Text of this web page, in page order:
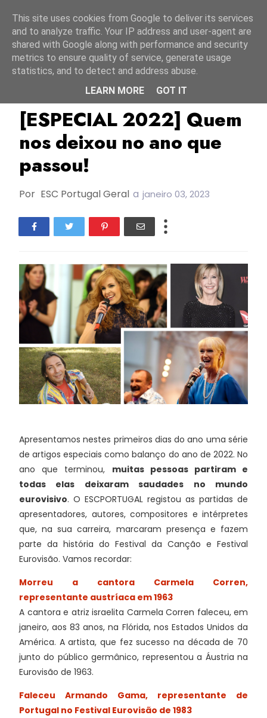
Escportugal Especial Especial 2022
[ESPECIAL 2022] Quem
nos deixou no ano que
passou!
Por ESC Portugal Geral a janeiro 03, 2023
Apresentamos nestes primeiros dias do ano uma série
de artigos especiais como balanço do ano de 2022. No
ano que terminou, muitas pessoas partiram e
todas elas deixaram saudades no mundo
eurovisivo. O ESCPORTUGAL registou as partidas de
apresentadores, autores, compositores e intérpretes
que, na sua carreira, marcaram presença e fazem
parte da história do Festival da Canção e Festival
Eurovisão. Vamos recordar:
Morreu a cantora Carmela Corren,
representante austríaca em 1963
A cantora e atriz israelita Carmela Corren faleceu, em
janeiro, aos 83 anos, na Flórida, nos Estados Unidos da
América. A artista, que fez sucesso na década de 70
junto do público germânico, representou a Áustria na
Eurovisão de 1963.
Faleceu Armando Gama, representante de
Portugal no Festival Eurovisão de 1983
This site uses cookies from Google to deliver its services
and to analyze traffic. Your IP address and user-agent are
shared with Google along with performance and security
metrics to ensure quality of service, generate usage
statistics, and to detect and address abuse.
LEARN MORE
GOT IT